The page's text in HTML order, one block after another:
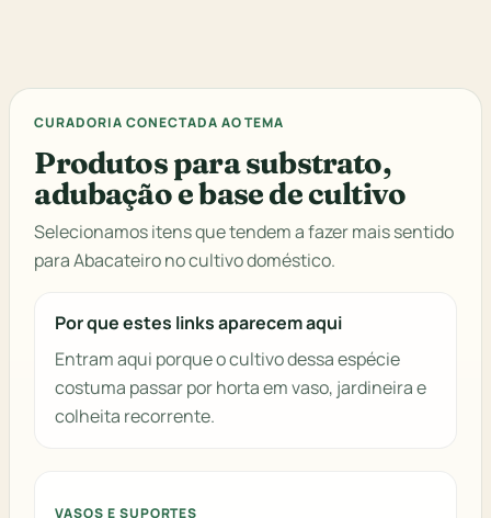
CURADORIA CONECTADA AO TEMA
Produtos para substrato,
adubação e base de cultivo
Selecionamos itens que tendem a fazer mais sentido
para Abacateiro no cultivo doméstico.
Por que estes links aparecem aqui
Entram aqui porque o cultivo dessa espécie
costuma passar por horta em vaso, jardineira e
colheita recorrente.
VASOS E SUPORTES